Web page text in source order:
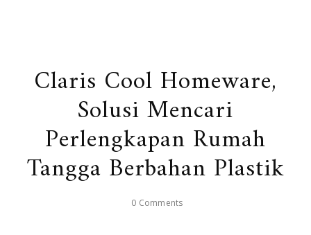
Claris Cool Homeware,
Solusi Mencari
Perlengkapan Rumah
Tangga Berbahan Plastik
0 Comments